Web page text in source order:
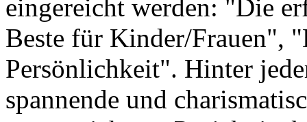
eingereicht werden: "Die
Beste für Kinder/Frauen",
Persönlichkeit". Hinter
spannende und